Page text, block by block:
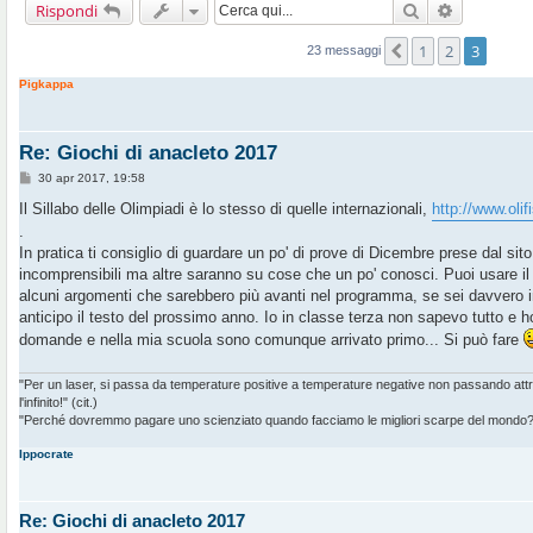
Rispondi Cerca
23 messaggi Precedente
1 2 3
Pigkappa
Re: Giochi di anacleto 2017
M
s
g
g
i
o
30 apr 2017, 19:58
Il Sillabo delle Olimpiadi è lo stesso di quelle internazionali, http://
.
In pratica ti consiglio di guardare un po' di prove di Dicembre prese dal
incomprensibili ma altre saranno su cose che un po' conosci. Puoi usare
alcuni argomenti che sarebbero più avanti nel programma, se sei davvero
anticipo il testo del prossimo anno. Io in classe terza non sapevo tutto e
domande e nella mia scuola sono comunque arrivato primo... Si può fare
"Per un laser, si passa da temperature positive a temperature negative non passando
l'infinito!" (cit.)
"Perché dovremmo pagare uno scienziato quando facciamo le migliori scarpe del
Ippocrate
Re: Giochi di anacleto 2017